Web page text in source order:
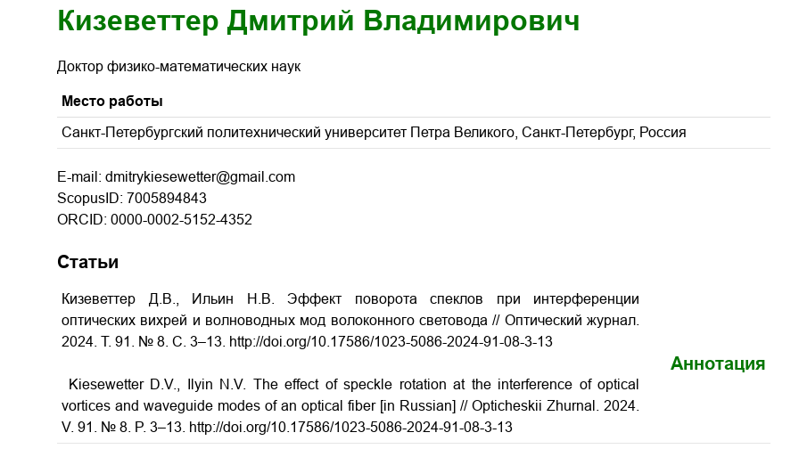
Кизеветтер Дмитрий Владимирович
Доктор физико-математических наук
Место работы
Санкт-Петербургский политехнический университет Петра Великого, Санкт-Петербург, Россия
E-mail: dmitrykiesewetter@gmail.com
ScopusID: 7005894843
ORCID: 0000-0002-5152-4352
Статьи
Кизеветтер Д.В., Ильин Н.В. Эффект поворота спеклов при интерференции
оптических вихрей и волноводных мод волоконного световода // Оптический журнал.
2024. Т. 91. № 8. С. 3–13. http://doi.org/10.17586/1023-5086-2024-91-08-3-13
Kiesewetter D.V., Ilyin N.V. The effect of speckle rotation at the interference of optical
vortices and waveguide modes of an optical fiber [in Russian] // Opticheskii Zhurnal. 2024.
V. 91. № 8. P. 3–13. http://doi.org/10.17586/1023-5086-2024-91-08-3-13
Аннотация